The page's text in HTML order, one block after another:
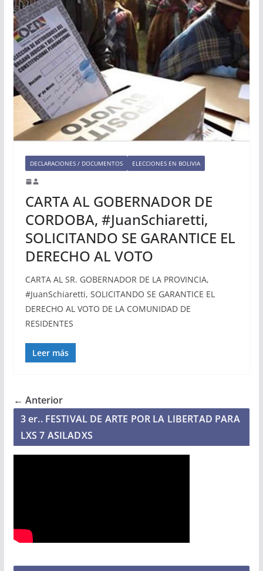
DECLARACIONES / DOCUMENTOS ELECCIONES EN BOLIVIA
CARTA AL GOBERNADOR DE
CORDOBA, #JuanSchiaretti,
SOLICITANDO SE GARANTICE EL
DERECHO AL VOTO
CARTA AL SR. GOBERNADOR DE LA PROVINCIA,
#JuanSchiaretti, SOLICITANDO SE GARANTICE EL
DERECHO AL VOTO DE LA COMUNIDAD DE
RESIDENTES
Leer más
← Anterior
3 er.. FESTIVAL DE ARTE POR LA LIBERTAD PARA
LXS 7 ASILADXS